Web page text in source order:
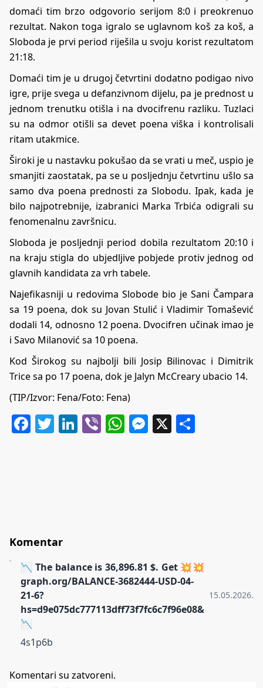
domaći tim brzo odgovorio serijom 8:0 i preokrenuo
rezultat. Nakon toga igralo se uglavnom koš za koš, a
Sloboda je prvi period riješila u svoju korist rezultatom
21:18.
Domaći tim je u drugoj četvrtini dodatno podigao nivo
igre, prije svega u defanzivnom dijelu, pa je prednost u
jednom trenutku otišla i na dvocifrenu razliku. Tuzlaci
su na odmor otišli sa devet poena viška i kontrolisali
ritam utakmice.
Široki je u nastavku pokušao da se vrati u meč, uspio je
smanjiti zaostatak, pa se u posljednju četvrtinu ušlo sa
samo dva poena prednosti za Slobodu. Ipak, kada je
bilo najpotrebnije, izabranici Marka Trbića odigrali su
fenomenalnu završnicu.
Sloboda je posljednji period dobila rezultatom 20:10 i
na kraju stigla do ubjedljive pobjede protiv jednog od
glavnih kandidata za vrh tabele.
Najefikasniji u redovima Slobode bio je Sani Čampara
sa 19 poena, dok su Jovan Stulić i Vladimir Tomašević
dodali 14, odnosno 12 poena. Dvocifren učinak imao je
i Savo Milanović sa 10 poena.
Kod Širokog su najbolji bili Josip Bilinovac i Dimitrik
Trice sa po 17 poena, dok je Jalyn McCreary ubacio 14.
(TIP/Izvor: Fena/Foto: Fena)
Facebook
Twitter
LinkedIn
ViberWhatsApp
Messenger
X
Komentar
📉 The balance is 36,896.81 $. Get 💥💥
graph.org/BALANCE-3682444-USD-04-
21-6?
hs=d9e075dc777113dff73f7fc6c7f96e08&
📉
15.05.2026.
4s1p6b
Komentari su zatvoreni.